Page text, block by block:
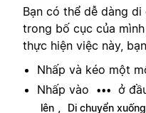
Bạn có thể dễ dàng di
trong bố cục của
thực hiện việc này,
Nhấp và kéo một
Nhấp vào
••• ở
lên , Di chuyển xuống